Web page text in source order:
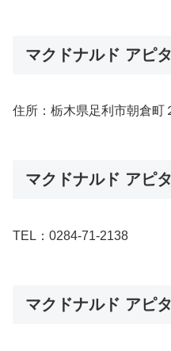
マクドナルド アピ
住所：栃木県足利市朝倉町
マクドナルド アピ
TEL：0284-71-2138
マクドナルド アピ